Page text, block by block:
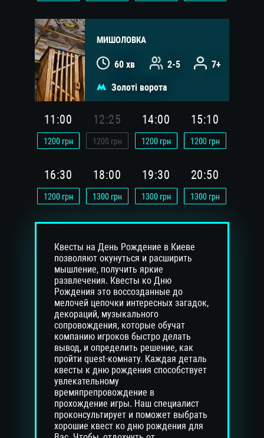
МИШОЛОВКА
60 хв 2-5 7+
Золоті ворота
11:00
1200грн
12:25
1200 грн
14:00
1200грн
15:10
1200грн
16:30
1200грн
18:00
1300грн
19:30
1300грн
20:50
1300грн
Квесты на День Рождение в Киеве
позволяют окунуться и расширить
мышление, получить яркие
развлечения. Квесты ко Дню
Рождения это воссозданные до
мелочей цепочки интересных загадок,
декораций, музыкального
сопровождения, которые обучат
компанию игроков быстро делать
вывод, и определить решение, как
пройти quest-комнату. Каждая деталь
квесты к дню рождения способствует
увлекательному
времяпрепровождение в
прохождение игры. Наш специалист
проконсультирует и поможет выбрать
хорошие квест ко дню рождения для